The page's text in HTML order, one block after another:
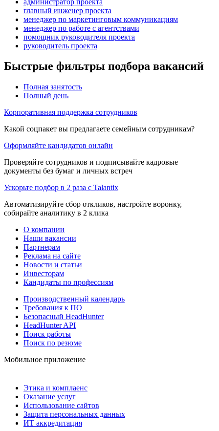
главный инженер проекта
менеджер по маркетинговым коммуникациям
менеджер по работе с агентствами
помощник руководителя проекта
руководитель проекта
Быстрые фильтры подбора вакансий
Полная занятость
Полный день
Корпоративная поддержка сотрудников
Какой соцпакет вы предлагаете семейным сотрудникам?
Оформляйте кандидатов онлайн
Проверяйте сотрудников и подписывайте кадровые
документы без бумаг и личных встреч
Ускорьте подбор в 2 раза с Talantix
Автоматизируйте сбор откликов, настройте воронку,
собирайте аналитику в 2 клика
О компании
Наши вакансии
Партнерам
Реклама на сайте
Новости и статьи
Инвесторам
Кандидаты по профессиям
Производственный календарь
Требования к ПО
Безопасный HeadHunter
HeadHunter API
Поиск работы
Поиск по резюме
Мобильное приложение
Этика и комплаенс
Оказание услуг
Использование сайтов
Защита персональных данных
ИТ аккредитация